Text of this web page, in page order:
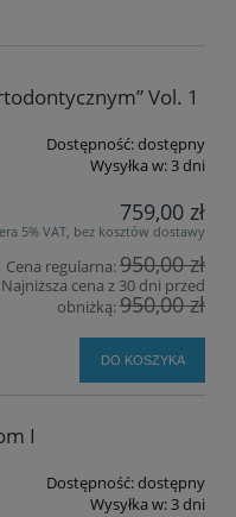
Vol. 1
Dostępność:dostępny
Wysyłka w: 3 dni
759,00 zł
5% VAT, bez kosztów dostawy
Cena regularna:950,00 zł
Najniższa cena z 30 dni przed
obniżką:950,00 zł
DO KOSZYKA
I
Dostępność:dostępny
Wysyłka w:3 dni